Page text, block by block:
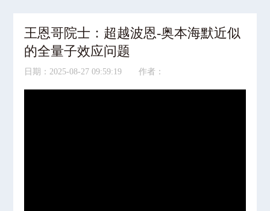
王恩哥院士：超越波恩-奥本海默近似
的全量子效应问题
日期：2025-08-27 09:59:19 作者：